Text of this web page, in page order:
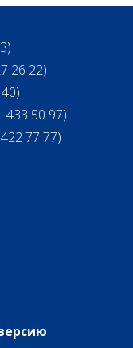
26 22)
433 50 97)
77 77)